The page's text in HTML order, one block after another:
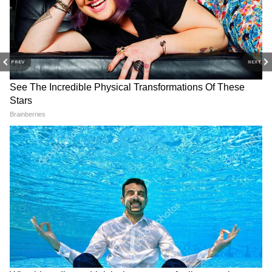
PREV NEXT
থেকে নক-আউটের যোগ্যতা অর্জন করা কঠিন।
তবে তার আগেই মাঠের বাইরে সমস্যায় পড়ল
ইরাক।
DOWNLOAD APP
RECOMMENDED STORIES